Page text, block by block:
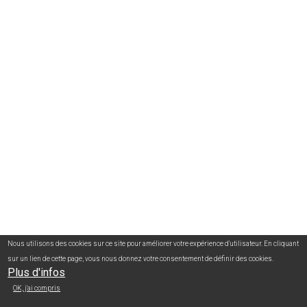
Nous utilisons des cookies sur ce site pour améliorer votre expérience d'utilisateur. En cliquant
sur un lien de cette page, vous nous donnez votre consentement de définir des cookies.
Plus d'infos
OK, j'ai compris